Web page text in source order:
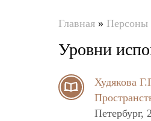
здесь
Главная » Персоны
Уровни
Худякова
Петербург,